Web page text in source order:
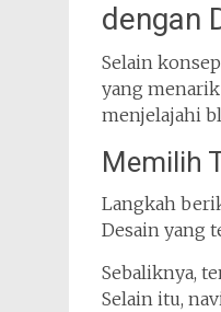
dengan
Selain
yang
menjelajahi
Memilih
Langkah
Desain yang
Sebaliknya,
Selain itu,